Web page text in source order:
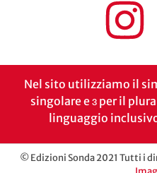
Nel sito utilizziamo il
singolare e ɜ per il
linguaggio
© Edizioni Sonda 2021 Tutti i